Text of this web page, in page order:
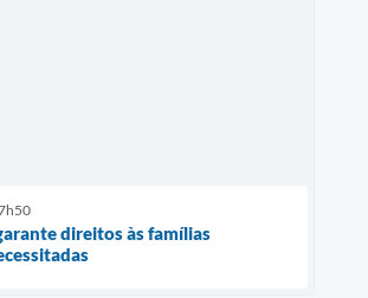
direitos às famílias